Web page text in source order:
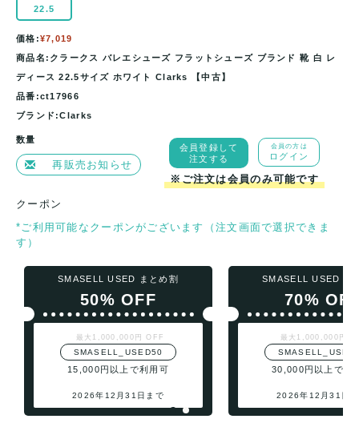
22.5
価格:¥7,019
商品名:クラークス バレエシューズ フラットシューズ ブランド 靴 白 レ
ディース 22.5サイズ ホワイト Clarks 【中古】
品番:ct17966
ブランド:Clarks
数量
再販売お知らせ
会員登録して
注文する
会員の方は
ログイン
※ご注文は会員のみ可能です
クーポン
*ご利用可能なクーポンがございます（注文画面で選択できま
す）
SMASELL USED まとめ割
50% OFF
最大1,000,000円 OFF
SMASELL_USED50
15,000円以上で利用可
2026年12月31日まで
SMASELL USED ま
70%
最大1,000,000円
30,000円以上で利
2026年12月31日